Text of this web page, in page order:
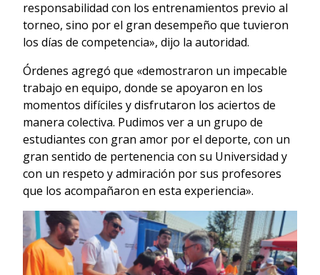
responsabilidad con los entrenamientos previo al
torneo, sino por el gran desempeño que tuvieron
los días de competencia», dijo la autoridad.
Órdenes agregó que «demostraron un impecable
trabajo en equipo, donde se apoyaron en los
momentos difíciles y disfrutaron los aciertos de
manera colectiva. Pudimos ver a un grupo de
estudiantes con gran amor por el deporte, con un
gran sentido de pertenencia con su Universidad y
con un respeto y admiración por sus profesores
que los acompañaron en esta experiencia».